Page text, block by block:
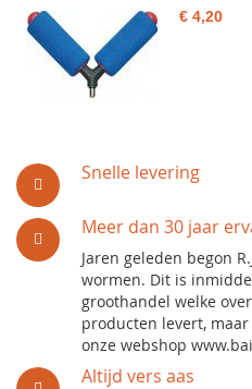
Snelle levering
Meer dan 30 jaar
Jaren geleden begon
wormen. Dit is
groothandel welke
producten levert,
onze webshop
Altijd vers aas
€ 4,20